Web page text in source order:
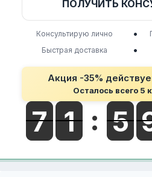
ПОЛУЧИТЬ
Консультирую лично •
Быстрая доставка
•
Акция -35%
Осталось всего 5